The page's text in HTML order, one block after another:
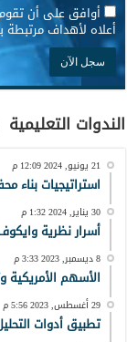
* أوافق على أن تقوم
أعلاه لأهداف
الندوات التعليمية
21 يونيو, 2024 12:09 م
استراتيجيات بناء
30 يناير, 2024 1:32 م
أسرار نظرية
8 ديسمبر, 2023 3:33 م
الأسهم الأمريكية وتوقعات 2024 –
29 أغسطس, 2023 5:56 م
تطبيق أدوات